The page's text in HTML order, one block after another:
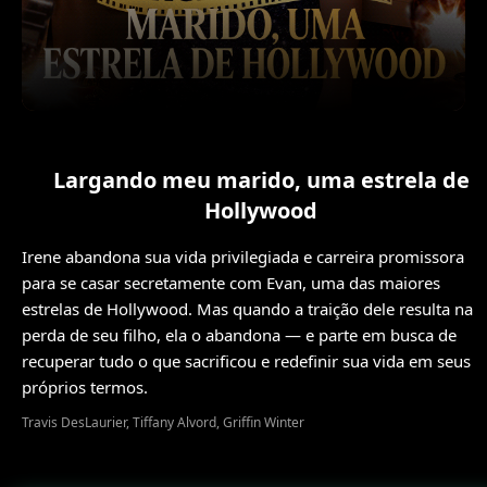
Largando meu marido, uma estrela de
Hollywood
Irene abandona sua vida privilegiada e carreira promissora
para se casar secretamente com Evan, uma das maiores
estrelas de Hollywood. Mas quando a traição dele resulta na
perda de seu filho, ela o abandona — e parte em busca de
recuperar tudo o que sacrificou e redefinir sua vida em seus
próprios termos.
Travis DesLaurier, Tiffany Alvord, Griffin Winter